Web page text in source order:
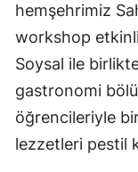
hemşehrimiz
workshop
Soysal ile
gastronomi
öğrencileriyle
lezzetleri pestil